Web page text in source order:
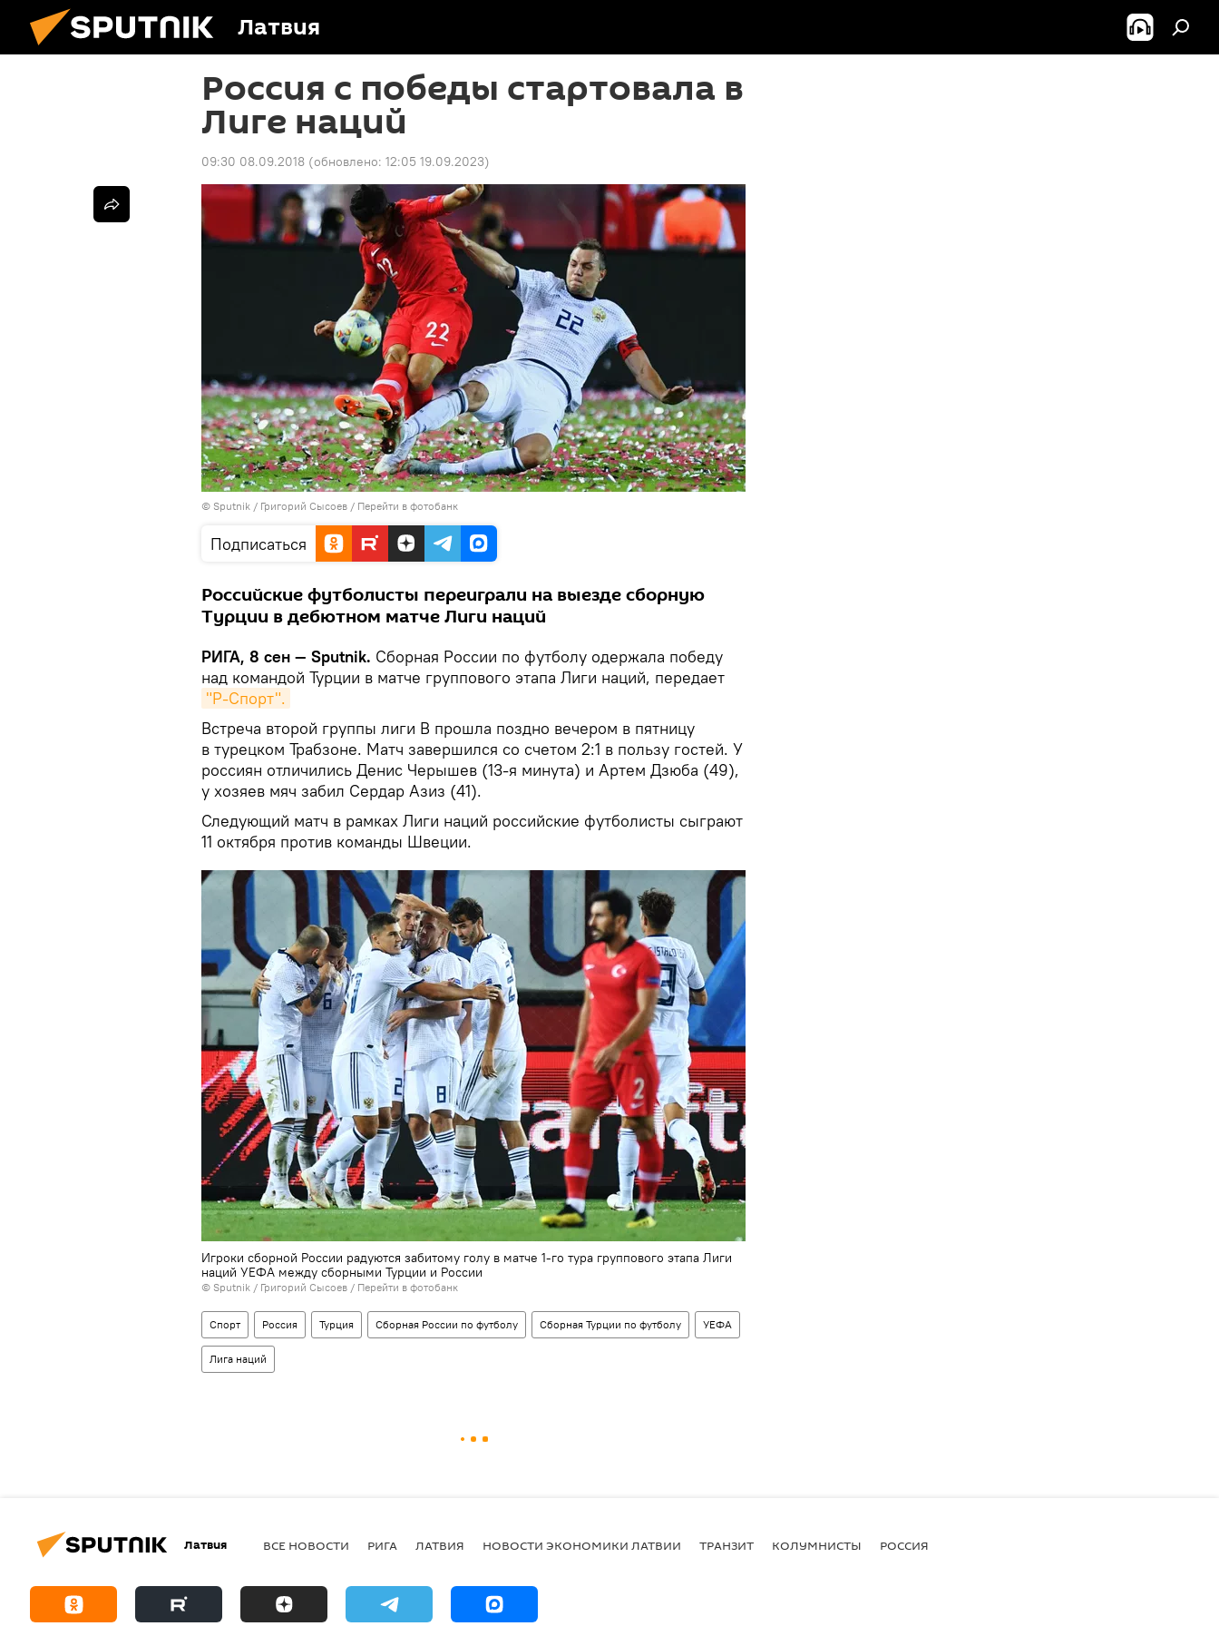
Латвия
Россия с победы стартовала в
Лиге наций
09:30 08.09.2018 (обновлено: 12:05 19.09.2023)
© Sputnik / Григорий Сысоев / Перейти в фотобанк
Подписаться
Российские футболисты переиграли на выезде сборную
Турции в дебютном матче Лиги наций
РИГА, 8 сен — Sputnik. Сборная России по футболу одержала победу
над командой Турции в матче группового этапа Лиги наций, передает
"Р-Спорт".
Встреча второй группы лиги В прошла поздно вечером в пятницу
в турецком Трабзоне. Матч завершился со счетом 2:1 в пользу гостей. У
россиян отличились Денис Черышев (13-я минута) и Артем Дзюба (49),
у хозяев мяч забил Сердар Азиз (41).
Следующий матч в рамках Лиги наций российские футболисты сыграют
11 октября против команды Швеции.
Игроки сборной России радуются забитому голу в матче 1-го тура группового этапа Лиги
наций УЕФА между сборными Турции и России
© Sputnik / Григорий Сысоев / Перейти в фотобанк
Спорт Россия Турция Сборная России по футболу Сборная Турции по футболу УЕФА
Лига наций
Латвия ВСЕ НОВОСТИ РИГА ЛАТВИЯ НОВОСТИ ЭКОНОМИКИ ЛАТВИИ ТРАНЗИТ КОЛУМНИСТЫ РОССИЯ